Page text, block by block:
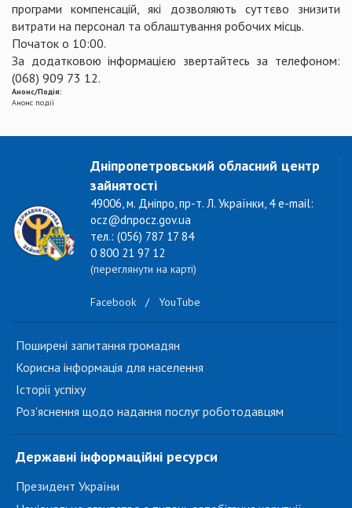
програми компенсацій, які дозволяють суттєво знизити
витрати на персонал та облаштування робочих місць.
Початок о 10:00.
За додатковою інформацією звертайтесь за телефоном:
(068) 909 73 12.
Анонс/Подія:
Анонс події
Дніпропетровський обласний центр
зайнятості
49006, м. Дніпро, пр-т. Л. Українки, 4 e-mail:
ocz@dnpocz.gov.ua
тел.: (056) 787 17 84
0 800 21 97 12
(переглянути на карті)
Facebook / YouTube
Поширені запитання громадян
Корисна інформація для населення
Історії успіху
Роз'яснення щодо надання послуг роботодавцям
Державні інформаційні ресурси
Президент України